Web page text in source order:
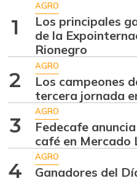
amarilla
09/28/2013
Arracacha blanca
07/25/2026
Arroz blanco
07/25/2026
Arroz de primera
07/25/2026
1
AGRO
Los principales
de la
Rionegro
2
AGRO
Los campeones
tercera jornada
3
AGRO
Fedecafe
café en Mercado
4
AGRO
Ganadores del